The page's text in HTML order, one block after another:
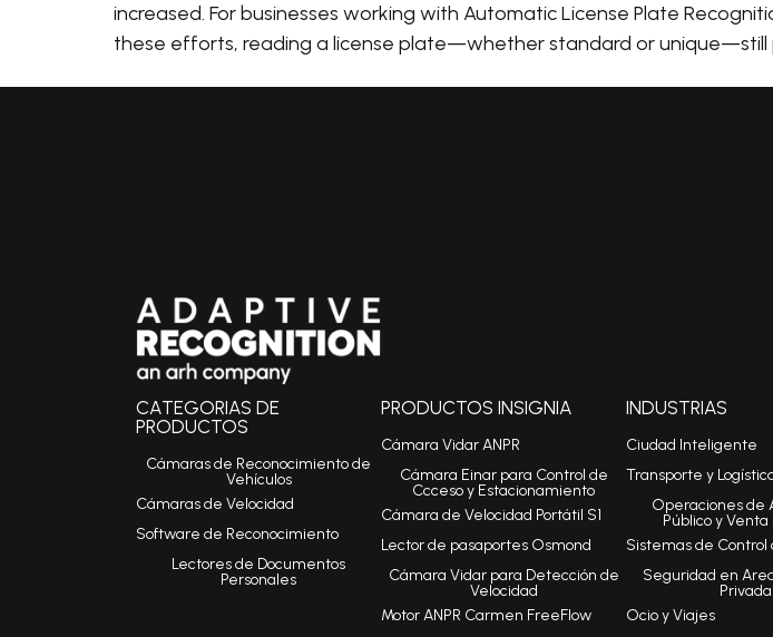
increased. For businesses working with Automatic License Plate
these efforts, reading a license plate—whether standard or unique—still
CATEGORIAS DE
PRODUCTOS
Cámaras de Reconocimiento de
Vehículos
Cámaras de Velocidad
Software de Reconocimiento
Lectores de Documentos
Personales
PRODUCTOS INSIGNIA
Cámara Vidar ANPR
Cámara Einar para Control de
Ccceso y Estacionamiento
Cámara de Velocidad Portátil S1
Lector de pasaportes Osmond
Cámara Vidar para Detección de
Velocidad
Motor ANPR Carmen FreeFlow
INDUSTRIAS
Ciudad Inteligente
Transporte y
Operaciones de
Público y
Sistemas de Control
Seguridad en
Ocio y Viajes